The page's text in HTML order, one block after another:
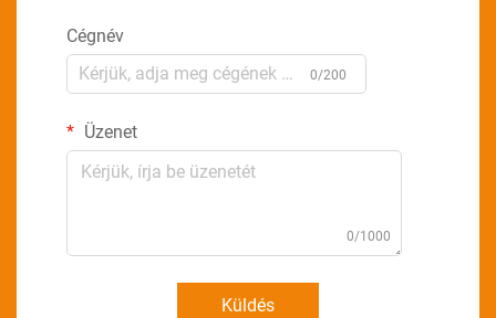
Cégnév
0/200
Üzenet
0/1000
Küldés